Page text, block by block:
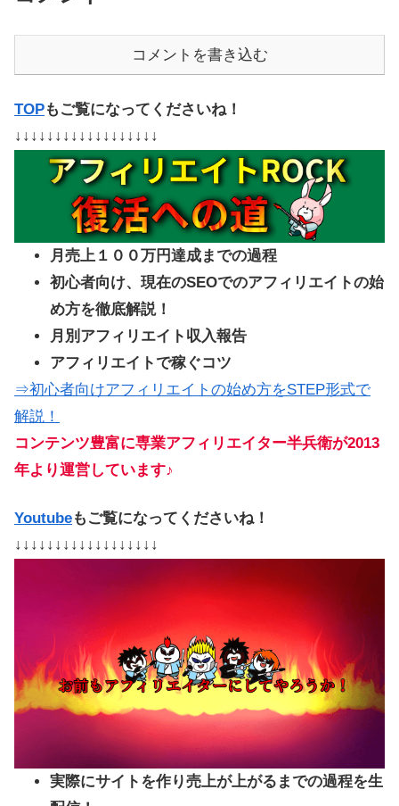
コメントを書き込む
TOPもご覧になってくださいね！
↓↓↓↓↓↓↓↓↓↓↓↓↓↓↓↓↓↓
月売上１００万円達成までの過程
初心者向け、現在のSEOでのアフィリエイトの始
め方を徹底解説！
月別アフィリエイト収入報告
アフィリエイトで稼ぐコツ
⇒初心者向けアフィリエイトの始め方をSTEP形式で
解説！
コンテンツ豊富に専業アフィリエイター半兵衛が2013
年より運営しています♪
Youtubeもご覧になってくださいね！
↓↓↓↓↓↓↓↓↓↓↓↓↓↓↓↓↓↓
実際にサイトを作り売上が上がるまでの過程を生